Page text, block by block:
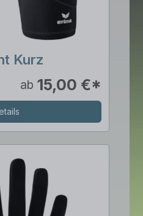
Kurz
ab 15,00 €*